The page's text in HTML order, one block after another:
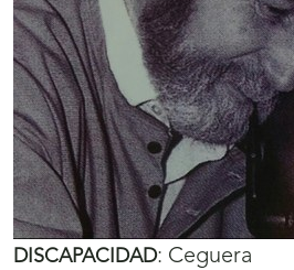
DISCAPACIDAD: Ceguera